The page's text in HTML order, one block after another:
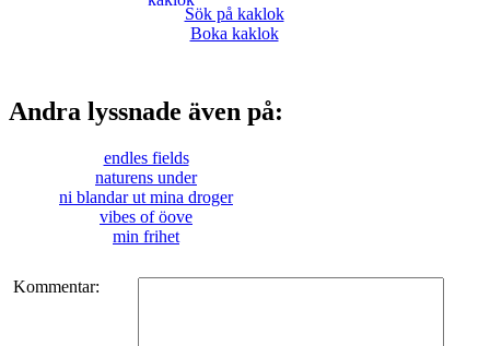
Sök på kaklok
Boka kaklok
Andra lyssnade även på:
endles fields
naturens under
ni blandar ut mina droger
vibes of öove
min frihet
Kommentar: